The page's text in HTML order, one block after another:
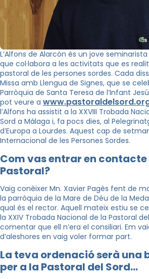
L’Alfons de Alarcón és un jove
que col·labora a les activitats que es
pastoral de les persones sordes. Cada
Missa amb Llengua de Signes, que se
Parròquia de Santa Teresa de l’Infant
pot veure a
l’Alfons ha assistit a la XXVIII Trobada
Sord a Màlaga i, fa pocs dies, al
d’Europa a Lourdes. Aquest cap de
Internacional de les Persones Sordes.
Com vas entrar en
Pastoral?
Vaig conèixer Mn. Xavier Pagès fent de
la parròquia de la Mare de Déu de la
qual és el rector. Aquell mateix estiu se
la XXIV Trobada Nacional de la Pastoral
comentar que ell n’era el consiliari. Em
d’aleshores en vaig voler formar part.
La teva ordenació serà una
per a la Pastoral del Sord…